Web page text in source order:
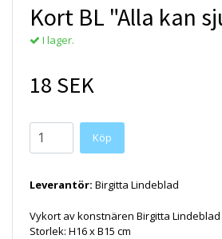
Kort BL "Alla kan
I lager.
18 SEK
Köp
Leverantör: Birgitta Lindeblad
Vykort av konstnären Birgitta
Storlek: H16 x B15 cm